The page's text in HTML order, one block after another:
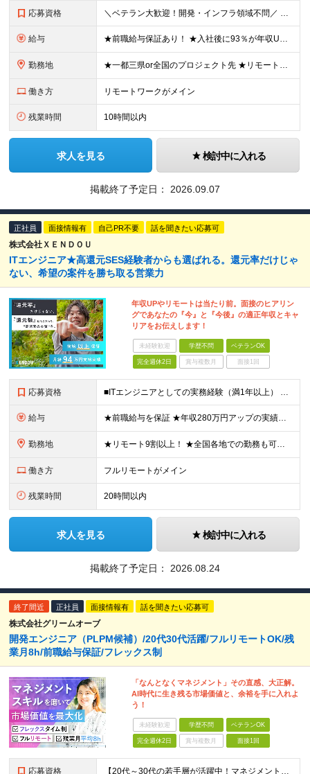
応募資格 ＼ベテラン大歓迎！開発・インフラ領域不問／ ■ITプロジェクトにおけるマネジメント経験、もしくはPM、PMOのご経験をお持ちの方 ■学歴不問 ～このような方にオススメです～ ・「人材育成・マネジメン
給与 ★前職給与保証あり！ ★入社後に93％が年収UPを実現 ★平均年収は【103万円UP】を実現 ★入社後年収最大【156万円UP】 ■月給40万円～90万円+昇給2回+賞与2回+各種手当 ＜スキル/
勤務地 ★一都三県or全国のプロジェクト先 ★リモート率85%＆フルリモート案件多数 ★転居を伴う転勤なし ★U・Iターンも歓迎！地方在住者の採用実績も多数あり ■本社 東京都渋谷区恵比寿西1-32-16
働き方 リモートワークがメイン
残業時間 10時間以内
求人を見る 検討中に入れる
掲載終了予定日： 2026.09.07
正社員 面接情報有 自己PR不要 話を聞きたい応募可
株式会社ＸＥＮＤＯＵ
ITエンジニア★高還元SES経験者からも選ばれる。還元率だけじゃ
ない、希望の案件を勝ち取る営業力
年収UPやリモートは当たり前。面接のヒアリン
グであなたの『今』と『今後』の適正年収とキャ
リアをお伝えします！
未経験歓迎 学歴不問 ベテランOK
完全週休2日 賞与複数月 面接1回
応募資格 ■ITエンジニアとしての実務経験（満1年以上） ■学歴不問 ★年収を上げたい ★フルリモートで働きたい ★上流工程に携わりたい ★自社サービスをつくってみたい など これまでの経験を活かして環境を変
給与 ★前職給与を保証 ★年収280万円アップの実績あり ★想定年収：489万6,000円～979万2,000円 ※案件単価により上振れあり ■月給40万8,000円～81万6,000円 ※経験・能力に合
勤務地 ★リモート9割以上！ ★全国各地での勤務も可！地方在住の方も大歓迎です◎ ■各プロジェクト先にて勤務 ※プロジェクトは本人の希望を考慮し相談の上で決定 ※転居を伴う転勤なし 【本社】 東京都品川区
働き方 フルリモートがメイン
残業時間 20時間以内
求人を見る 検討中に入れる
掲載終了予定日： 2026.08.24
終了間近 正社員 面接情報有 話を聞きたい応募可
株式会社グリームオーブ
開発エンジニア（PLPM候補）/20代30代活躍/フルリモートOK/残
業月8h/前職給与保証/フレックス制
「なんとなくマネジメント」その直感、大正解。
AI時代に生き残る市場価値と、余裕を手に入れよ
う！
未経験歓迎 学歴不問 ベテランOK
完全週休2日 賞与複数月 面接1回
応募資格 【20代～30代の若手層が活躍中！マネジメント未経験歓迎】 ●エンジニアとしての実務経験を3年以上お持ちの方 （開発言語や担当フェーズは不問） ●学歴不問 ★「PLやPMにステップアップしたい」 「